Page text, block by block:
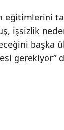
eğitimlerini
işsizlik
başka
gerekiyor”